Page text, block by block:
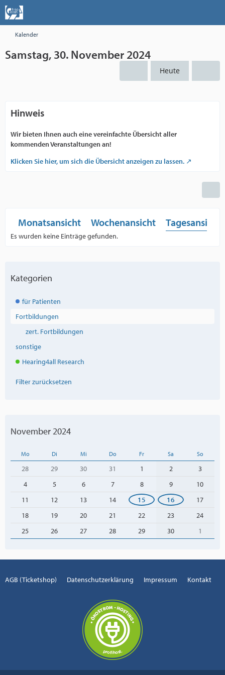
Kalender
Samstag, 30. November 2024
Heute
Hinweis
Wir bieten Ihnen auch eine vereinfachte Übersicht aller
kommenden Veranstaltungen an!
Klicken Sie hier, um sich die Übersicht anzeigen zu lassen.
Monatsansicht Wochenansicht Tagesansicht
Es wurden keine Einträge gefunden.
Kategorien
für Patienten
Fortbildungen
zert. Fortbildungen
sonstige
Hearing4all Research
Filter zurücksetzen
November 2024
Mo Di Mi Do Fr Sa So
28 29 30 31 1 2
3
4
5 6 7 8 9
10
11
12 13 14 15 16
17
18
19 20 21 22 23
24
25
26 27 28 29 30 1
AGB (Ticketshop) Datenschutzerklärung Impressum Kontakt